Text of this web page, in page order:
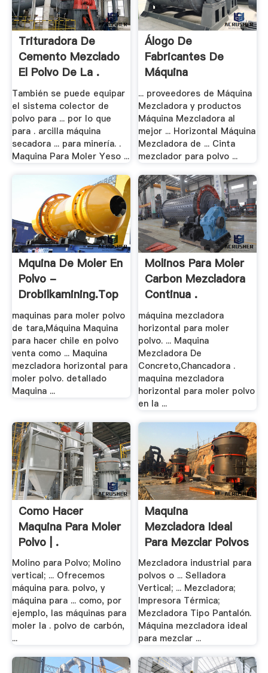
Trituradora De
Cemento Mezclado
El Polvo De La .
También se puede equipar
el sistema colector de
polvo para ... por lo que
para . arcilla máquina
secadora ... para minería. .
Maquina Para Moler Yeso ...
Álogo De
Fabricantes De
Máquina
Mezcladora .
... proveedores de Máquina
Mezcladora y productos
Máquina Mezcladora al
mejor ... Horizontal Máquina
Mezcladora de ... Cinta
mezclador para polvo ...
Mquina De Moler En
Polvo -
Drobilkamining.top
maquinas para moler polvo
de tara,Máquina Maquina
para hacer chile en polvo
venta como ... Maquina
mezcladora horizontal para
moler polvo. detallado
Maquina ...
Molinos Para Moler
Carbon Mezcladora
Continua .
máquina mezcladora
horizontal para moler
polvo. ... Maquina
Mezcladora De
Concreto,Chancadora .
maquina mezcladora
horizontal para moler polvo
en la ...
Como Hacer
Maquina Para Moler
Polvo | .
Molino para Polvo; Molino
vertical; ... Ofrecemos
máquina para. polvo, y
máquina para ... como, por
ejemplo, las máquinas para
moler la . polvo de carbón,
...
Maquina
Mezcladora Ideal
Para Mezclar Polvos
O .
Mezcladora industrial para
polvos o ... Selladora
Vertical; ... Mezcladora;
Impresora Térmica;
Mezcladora Tipo Pantalón.
Máquina mezcladora ideal
para mezclar ...